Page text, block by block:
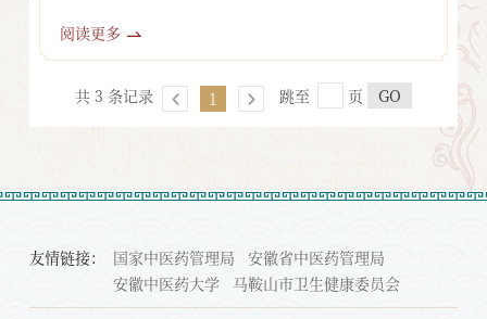
阅读更多
共 3 条记录 1 跳至 页 GO
友情链接： 国家中医药管理局
安徽省中医药管理局
安徽中医药大学
马鞍山市卫生健康委员会